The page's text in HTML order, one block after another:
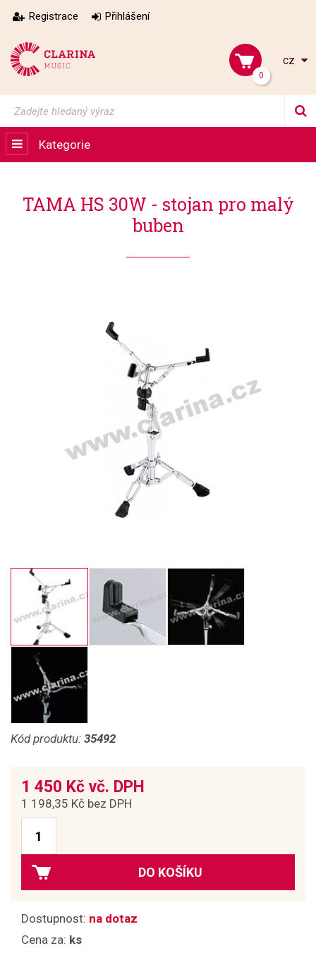
Registrace Přihlášení
0
cz
Kategorie
TAMA HS 30W - stojan pro malý
buben
Kód produktu: 35492
1 450 Kč vč. DPH
1 198,35 Kč bez DPH
DO KOŠÍKU
Dostupnost: na dotaz
Cena za: ks